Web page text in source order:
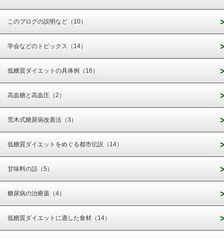
このブログの説明など（10）
学会などのトピックス（14）
低糖質ダイエットの具体例（16）
高血糖と高血圧（2）
荒木式糖尿病改善法（3）
低糖質ダイエットをめぐる都市伝説（14）
甘味料の話（5）
糖尿病の治療薬（4）
低糖質ダイエットに適した食材（14）